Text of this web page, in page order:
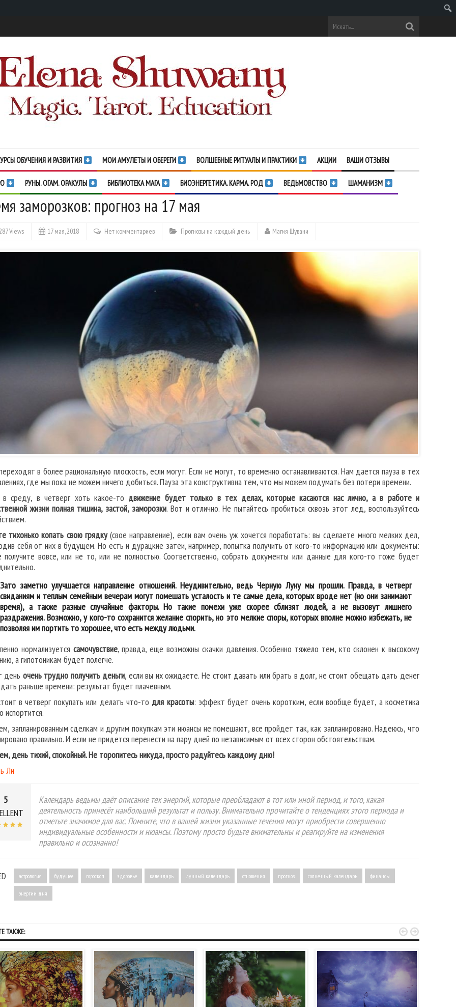
ОБУЧЕНИЯ И РАЗВИТИЯ МОИ АМУЛЕТЫ И ОБЕРЕГИ ВОЛШЕБНЫЕ РИТУАЛЫ И ПРАКТИКИ АКЦИИ ВАШИ ОТЗЫВЫ
РУНЫ. ОГАМ. ОРАКУЛЫ БИБЛИОТЕКА МАГА БИОЭНЕРГЕТИКА. КАРМА. РОД ВЕДЬМОВСТВО ШАМАНИЗМ
заморозков: прогноз на 17 мая
Views 17 мая, 2018 Нет комментариев Прогнозы на каждый день Магия Шувани
в более рациональную плоскость, если могут. Если не могут, то временно останавливаются. Нам дается пауза в тех
где мы пока не можем ничего добиться. Пауза эта конструктивна тем, что мы можем подумать без потери времени.
среду, в четверг хоть какое-то движение будет только в тех делах, которые касаются нас лично, а в работе и
жизни полная тишина, застой, заморозки. Вот и отлично. Не пытайтесь пробиться сквозь этот лед, воспользуйтесь
тихонько копать свою грядку(свое направление), если вам очень уж хочется поработать: вы сделаете много мелких дел,
себя от них в будущем. Но есть и дурацкие затеи, например, попытка получить от кого-то информацию или документы:
получите вовсе, или не то, или не полностью. Соответственно, собрать документы или данные для кого-то тоже будет
Зато заметно улучшается направление отношений. Неудивительно, ведь Черную Луну мы прошли. Правда, в четверг
свиданиям и теплым семейным вечерам могут помешать усталость и те самые дела, которых вроде нет (но они занимают
время), а также разные случайные факторы. Но такие помехи уже скорее сблизят людей, а не вызовут лишнего
раздражения. Возможно, у кого-то сохранится желание спорить, но это мелкие споры, которых вполне можно избежать, не
позволяя им портить то хорошее, что есть между людьми.
нормализуется самочувствие, правда, еще возможны скачки давления. Особенно тяжело тем, кто склонен к высокому
а гипотоникам будет полегче.
день очень трудно получить деньги, если вы их ожидаете. Не стоит давать или брать в долг, не стоит обещать дать денег
раньше времени: результат будет плачевным.
в четверг покупать или делать что-то для красоты: эффект будет очень коротким, если вообще будет, а косметика
испортится.
запланированным сделкам и другим покупкам эти нюансы не помешают, все пройдет так, как запланировано. Надеюсь, что
правильно. И если не придется перенести на пару дней по независимым от всех сторон обстоятельствам.
день тихий, спокойный. Не торопитесь никуда, просто радуйтесь каждому дню!
Ли
5
Календарь ведьмы даёт описание тех энергий, которые преобладают в тот или иной период, и того, какая
деятельность принесёт наибольший результат и пользу. Внимательно прочитайте о тенденциях этого периода и
отметьте значимое для вас. Помните, что в вашей жизни указанные течения могут приобрести совершенно
индивидуальные особенности и нюансы. Поэтому просто будьте внимательны и реагируйте на изменения
правильно и осознанно!
астрология будущее гороскоп здоровье календарь лунный календарь отношения прогноз солнечный календарь финансы
энергии дня
ТАКЖЕ:  